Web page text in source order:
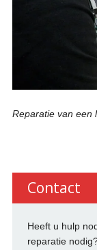
Reparatie van een
Contact
Heeft u hulp
reparatie